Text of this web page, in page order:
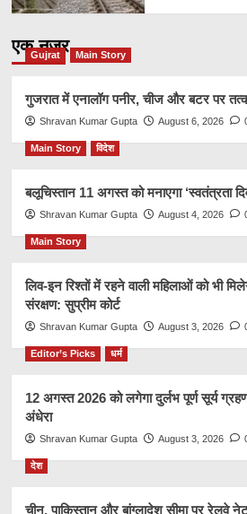
एक नज़र
Gujrat Main Story
गुजरात में एनालॉग पनीर, चीज और बटर पर
Shravan Kumar Gupta August 6, 2026
Main Story विदेश
बलूचिस्तान 11 अगस्त को मनाएगा ‘स्वतंत्रता
Shravan Kumar Gupta August 4, 2026
Main Story
लिव-इन रिश्तों में रहने वाली महिलाओं को भी
संरक्षण: सुप्रीम कोर्ट
Shravan Kumar Gupta August 3, 2026
Editor’s Picks धर्म
12 अगस्त 2026 को लगेगा दुर्लभ पूर्ण सूर्य
अंधेरा
Shravan Kumar Gupta August 3, 2026
देश
चीन, पाकिस्तान और बांग्लादेश सीमा पर रेलवे